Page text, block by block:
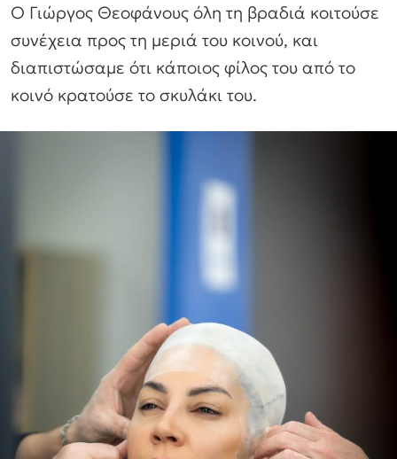
Ο Γιώργος Θεοφάνους όλη τη βραδιά κοιτούσε
συνέχεια προς τη μεριά του κοινού, και
διαπιστώσαμε ότι κάποιος φίλος του από το
κοινό κρατούσε το σκυλάκι του.